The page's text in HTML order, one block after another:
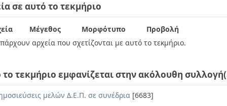
σε αυτό το τεκμήριο
Μέγεθος Μορφότυπο
Προβολή
αρχεία που σχετίζονται με αυτό το τεκμήριο.
το τεκμήριο εμφανίζεται στην ακόλουθη
μελών Δ.Ε.Π. σε συνέδρια [6683]